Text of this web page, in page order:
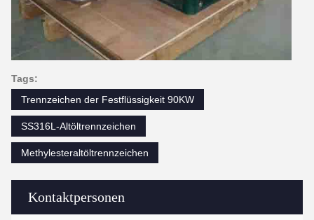
Kontaktpersonen
Tags:
Trennzeichen der Festflüssigkeit 90KW
SS316L-Altöltrennzeichen
Methylesteraltöltrennzeichen